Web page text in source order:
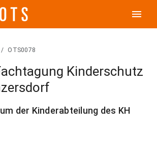
menu
/ OTS0078
Kinderschutz
der Kinderabteilung des KH